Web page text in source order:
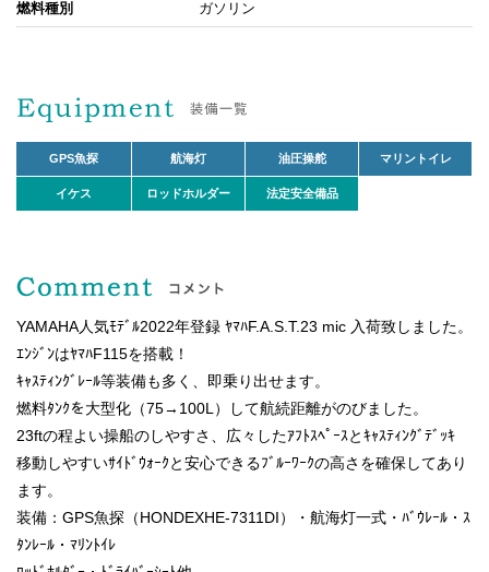
燃料種別 ガソリン
GPS魚探 航海灯 油圧操舵 マリントイレ
イケス ロッドホルダー 法定安全備品
YAMAHA人気ﾓﾃﾞﾙ2022年登録 ﾔﾏﾊF.A.S.T.23 mic 入荷致しました。
ｴﾝｼﾞﾝはﾔﾏﾊF115を搭載！
ｷｬｽﾃｨﾝｸﾞﾚｰﾙ等装備も多く、即乗り出せます。
燃料ﾀﾝｸを大型化（75→100L）して航続距離がのびました。
23ftの程よい操船のしやすさ、広々したｱﾌﾄｽﾍﾟｰｽとｷｬｽﾃｨﾝｸﾞﾃﾞｯｷ
移動しやすいｻｲﾄﾞｳｫｰｸと安心できるﾌﾞﾙｰﾜｰｸの高さを確保してあり
ます。
装備：GPS魚探（HONDEXHE-7311DI）・航海灯一式・ﾊﾞｳﾚｰﾙ・ｽ
ﾀﾝﾚｰﾙ・ﾏﾘﾝﾄｲﾚ